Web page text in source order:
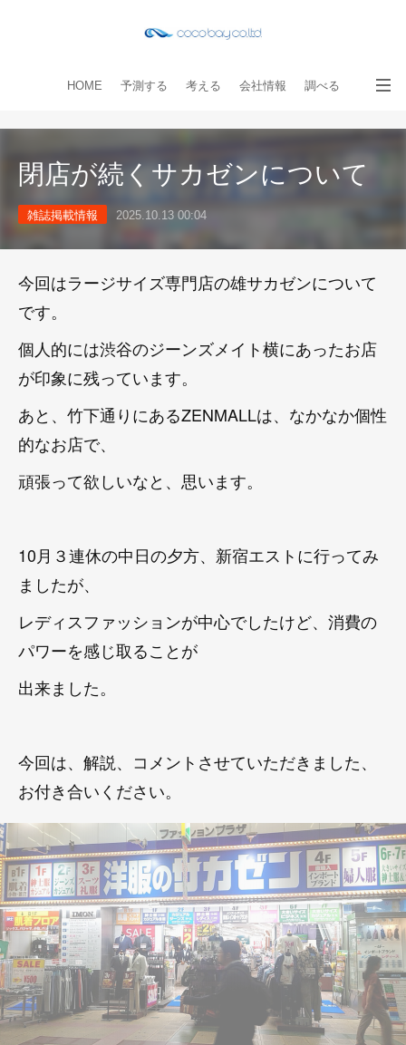
HOME 予測する 考える 会社情報 調べる
お問い合わせ
閉店が続くサカゼンについて
雑誌掲載情報 2025.10.13 00:04
今回はラージサイズ専門店の雄サカゼンについて
です。
個人的には渋谷のジーンズメイト横にあったお店
が印象に残っています。
あと、竹下通りにあるZENMALLは、なかなか個性
的なお店で、
頑張って欲しいなと、思います。
10月３連休の中日の夕方、新宿エストに行ってみ
ましたが、
レディスファッションが中心でしたけど、消費の
パワーを感じ取ることが
出来ました。
今回は、解説、コメントさせていただきました、
お付き合いください。